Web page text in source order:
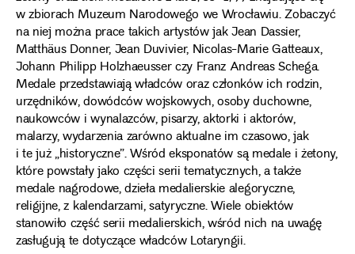
w zbiorach Muzeum Narodowego we Wrocławiu. Zobaczyć
na niej można prace takich artystów jak Jean Dassier,
Matthäus Donner, Jean Duvivier, Nicolas-Marie Gatteaux,
Johann Philipp Holzhaeusser czy Franz Andreas Schega.
Medale przedstawiają władców oraz członków ich rodzin,
urzędników, dowódców wojskowych, osoby duchowne,
naukowców i wynalazców, pisarzy, aktorki i aktorów,
malarzy, wydarzenia zarówno aktualne im czasowo, jak
i te już „historyczne”. Wśród eksponatów są medale i żetony,
które powstały jako części serii tematycznych, a także
medale nagrodowe, dzieła medalierskie alegoryczne,
religijne, z kalendarzami, satyryczne. Wiele obiektów
stanowiło część serii medalierskich, wśród nich na uwagę
zasługują te dotyczące władców Lotaryngii.